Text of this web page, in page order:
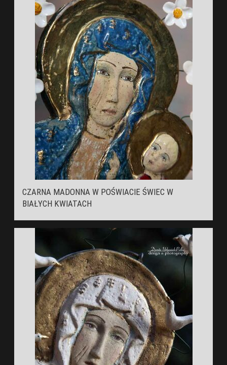
CZARNA MADONNA W POŚWIACIE ŚWIEC W
BIAŁYCH KWIATACH